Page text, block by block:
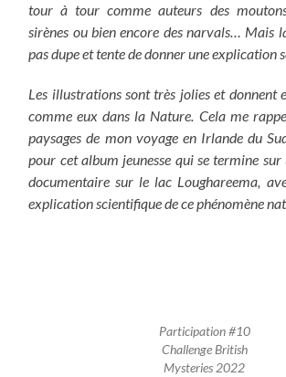
tour à tour comme auteurs des
sirènes ou bien encore des narvals… Mais
pas dupe et tente de donner une explication
Les illustrations sont très jolies et donnent
comme eux dans la Nature. Cela me
paysages de mon voyage en Irlande du
pour cet album jeunesse qui se termine sur
documentaire sur le lac Loughareema,
explication scientifique de ce phénomène
Participation #10
Challenge British
Mysteries 2022